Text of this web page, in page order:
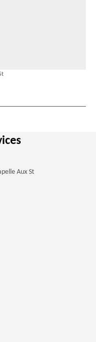
Aux St